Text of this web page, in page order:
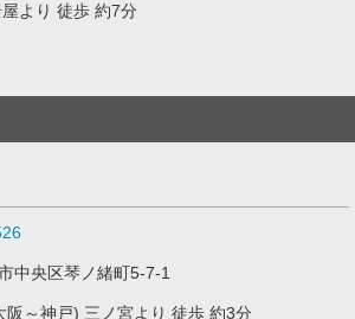
より 徒歩 約7分
中央区琴ノ緒町5-7-1
阪～神戸) 三ノ宮より 徒歩 約3分